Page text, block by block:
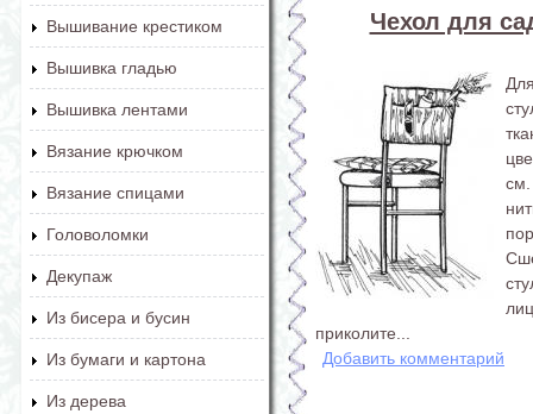
Вышивание крестиком
Вышивка гладью
Вышивка лентами
Вязание крючком
Вязание спицами
Головоломки
Декупаж
Из бисера и бусин
Из бумаги и картона
Из дерева
Чехол для
приколите...
Добавить комментарий